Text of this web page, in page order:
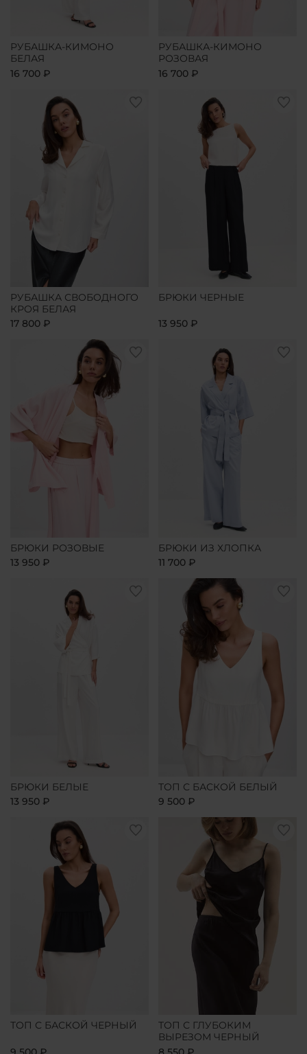
РУБАШКА-КИМОНО
БЕЛАЯ
16 700 ₽
РУБАШКА-КИМОНО
РОЗОВАЯ
16 700 ₽
РУБАШКА СВОБОДНОГО
КРОЯ БЕЛАЯ
17 800 ₽
БРЮКИ ЧЕРНЫЕ
13 950 ₽
БРЮКИ РОЗОВЫЕ
13 950 ₽
БРЮКИ ИЗ ХЛОПКА
11 700 ₽
БРЮКИ БЕЛЫЕ
13 950 ₽
ТОП С БАСКОЙ БЕЛЫЙ
9 500 ₽
ТОП С БАСКОЙ ЧЕРНЫЙ
ТОП С ГЛУБОКИМ
ВЫРЕЗОМ ЧЕРНЫЙ